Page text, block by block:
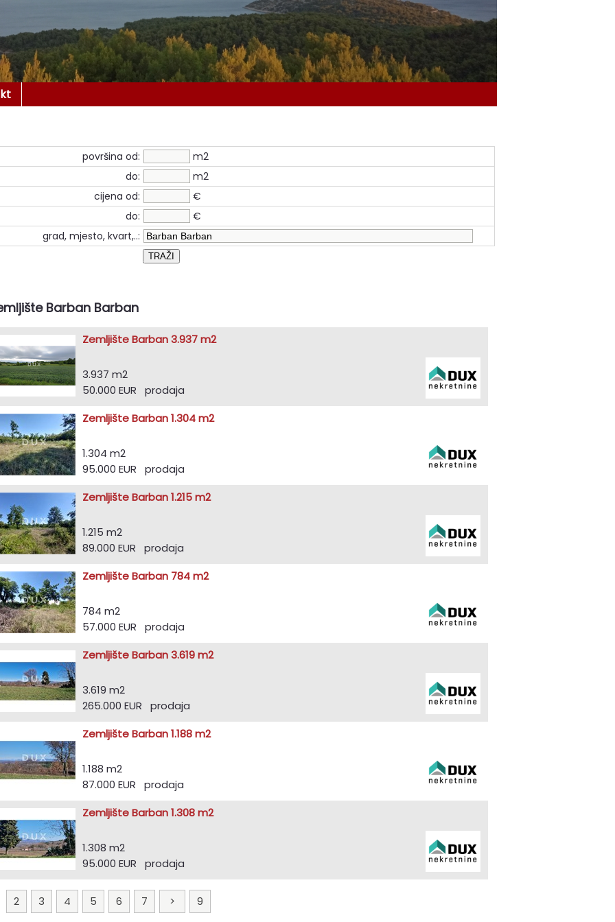
površina od:
m2
do:
m2
cijena od:
€
do:
€
grad, mjesto, kvart,..:
Barban Barban
Zemljište Barban 3.937 m2
3.937 m2
50.000 EUR prodaja
Zemljište Barban 1.304 m2
1.304 m2
95.000 EUR prodaja
Zemljište Barban 1.215 m2
1.215 m2
89.000 EUR prodaja
Zemljište Barban 784 m2
784 m2
57.000 EUR prodaja
Zemljište Barban 3.619 m2
3.619 m2
265.000 EUR prodaja
Zemljište Barban 1.188 m2
1.188 m2
87.000 EUR prodaja
Zemljište Barban 1.308 m2
1.308 m2
95.000 EUR prodaja
2 3 4 5 6 7 > 9